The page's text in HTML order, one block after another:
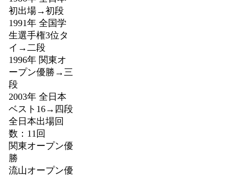
初出場→初段
1991年 全国学
生選手権3位タ
イ→二段
1996年 関東オ
ープン優勝→三
段
2003年 全日本
ベスト16→四段
全日本出場回
数：11回
関東オープン優
勝
流山オープン優